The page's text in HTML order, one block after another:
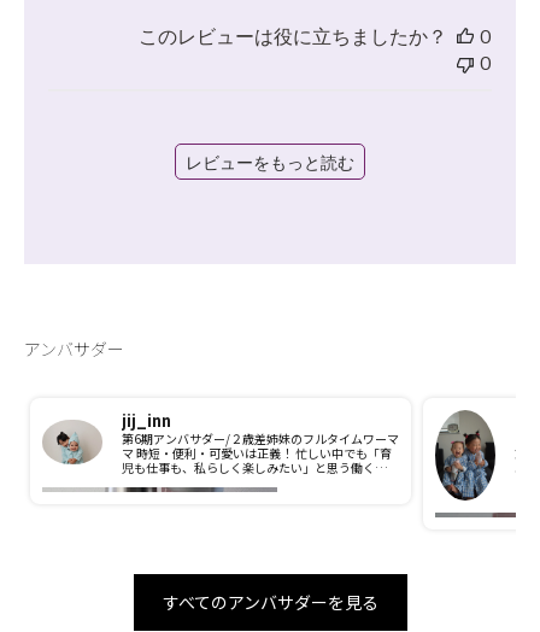
このレビューは役に立ちましたか？
0
0
レビューをもっと読む
アンバサダー
jij_inn
第6期アンバサダー/２歳差姉妹のフルタイムワーマ
マ 時短・便利・可愛いは正義！ 忙しい中でも「育
児も仕事も、私らしく楽しみたい」と思う働くママ
第7
ユ
フ
すべてのアンバサダーを見る